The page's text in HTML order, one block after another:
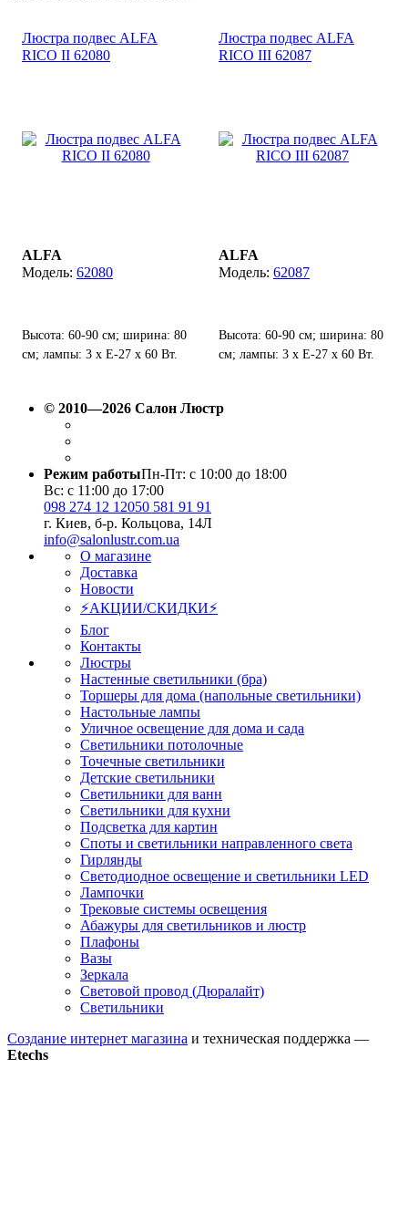
Люстра подвес ALFA
RICO II 62080
ALFA
62080
Высота: 60-90 см; ширина: 80
см; лампы: 3 х Е-27 х 60 Вт.
Люстра подвес ALFA
RICO III 62087
ALFA
62087
Высота: 60-90 см; ширина: 80
см; лампы: 3 х Е-27 х 60 Вт.
© 2010—2026 Салон Люстр
Режим работыПн-Пт: с 10:00 до 18:00
Вс: с 11:00 до 17:00
098 274 12 12050 581 91 91
г. Киев, б-р. Кольцова, 14Л
info@salonlustr.com.ua
О магазине
Доставка
Новости
⚡АКЦИИ/СКИДКИ⚡
Блог
Контакты
Люстры
Настенные светильники (бра)
Торшеры для дома (напольные светильники)
Настольные лампы
Уличное освещение для дома и сада
Светильники потолочные
Точечные светильники
Детские светильники
Светильники для ванн
Светильники для кухни
Подсветка для картин
Споты и светильники направленного света
Гирлянды
Светодиодное освещение и светильники LED
Лампочки
Трековые системы освещения
Абажуры для светильников и люстр
Плафоны
Вазы
Зеркала
Световой провод (Дюралайт)
Светильники
Создание интернет магазина и техническая поддержка —
Etechs